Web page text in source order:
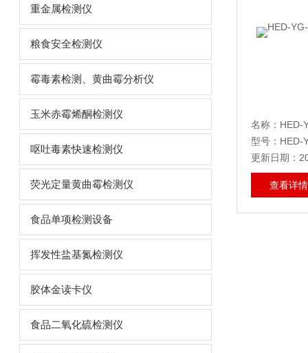
重金属检测仪
粮食安全检测仪
霉毒素检测、黄曲霉分析仪
玉米赤霉烯酮检测仪
呕吐毒素快速检测仪
荧光定量黄曲霉检测仪
食品单项检测设备
挥发性盐基氮检测仪
胶体金读卡仪
食品二氧化硫检测仪
型号：HED-
更新日期：
查看详情